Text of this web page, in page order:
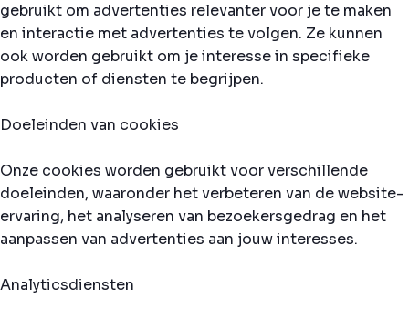
gebruikt om advertenties relevanter voor je te maken
en interactie met advertenties te volgen. Ze kunnen
ook worden gebruikt om je interesse in specifieke
producten of diensten te begrijpen.
Doeleinden van cookies
Onze cookies worden gebruikt voor verschillende
doeleinden, waaronder het verbeteren van de website-
ervaring, het analyseren van bezoekersgedrag en het
aanpassen van advertenties aan jouw interesses.
Analyticsdiensten